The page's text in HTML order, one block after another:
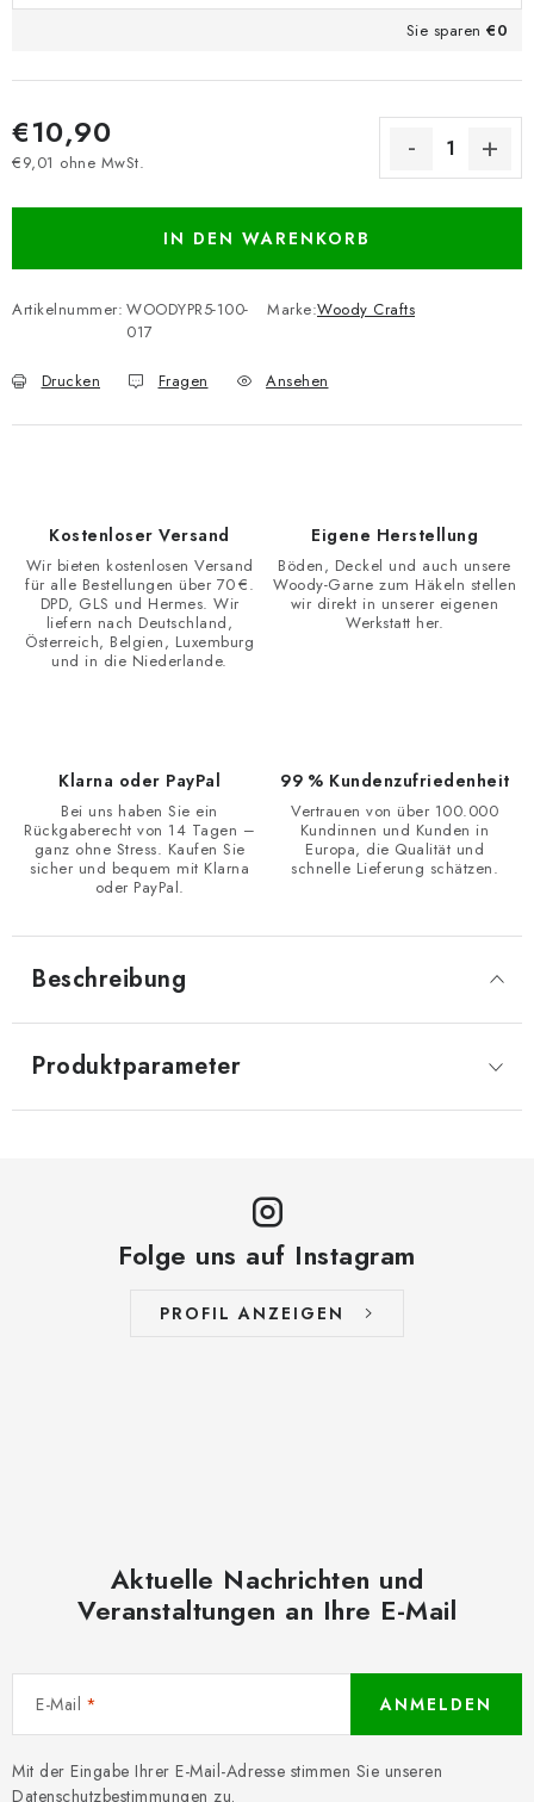
Sie sparen €0
€10,90
€9,01 ohne MwSt.
IN DEN WARENKORB
Artikelnummer: WOODYPR5-100-
017
Marke:Woody Crafts
Drucken Fragen Ansehen
Kostenloser Versand
Wir bieten kostenlosen Versand
für alle Bestellungen über 70 €.
DPD, GLS und Hermes. Wir
liefern nach Deutschland,
Österreich, Belgien, Luxemburg
und in die Niederlande.
Eigene Herstellung
Böden, Deckel und auch unsere
Woody-Garne zum Häkeln stellen
wir direkt in unserer eigenen
Werkstatt her.
Klarna oder PayPal
Bei uns haben Sie ein
Rückgaberecht von 14 Tagen –
ganz ohne Stress. Kaufen Sie
sicher und bequem mit Klarna
oder PayPal.
99 % Kundenzufriedenheit
Vertrauen von über 100.000
Kundinnen und Kunden in
Europa, die Qualität und
schnelle Lieferung schätzen.
Beschreibung
Produktparameter
Folge uns auf Instagram
PROFIL ANZEIGEN
Aktuelle Nachrichten und
Veranstaltungen an Ihre E-Mail
E-Mail
Mit der Eingabe Ihrer E-Mail-Adresse stimmen Sie unseren
Datenschutzbestimmungen zu.
ANMELDEN